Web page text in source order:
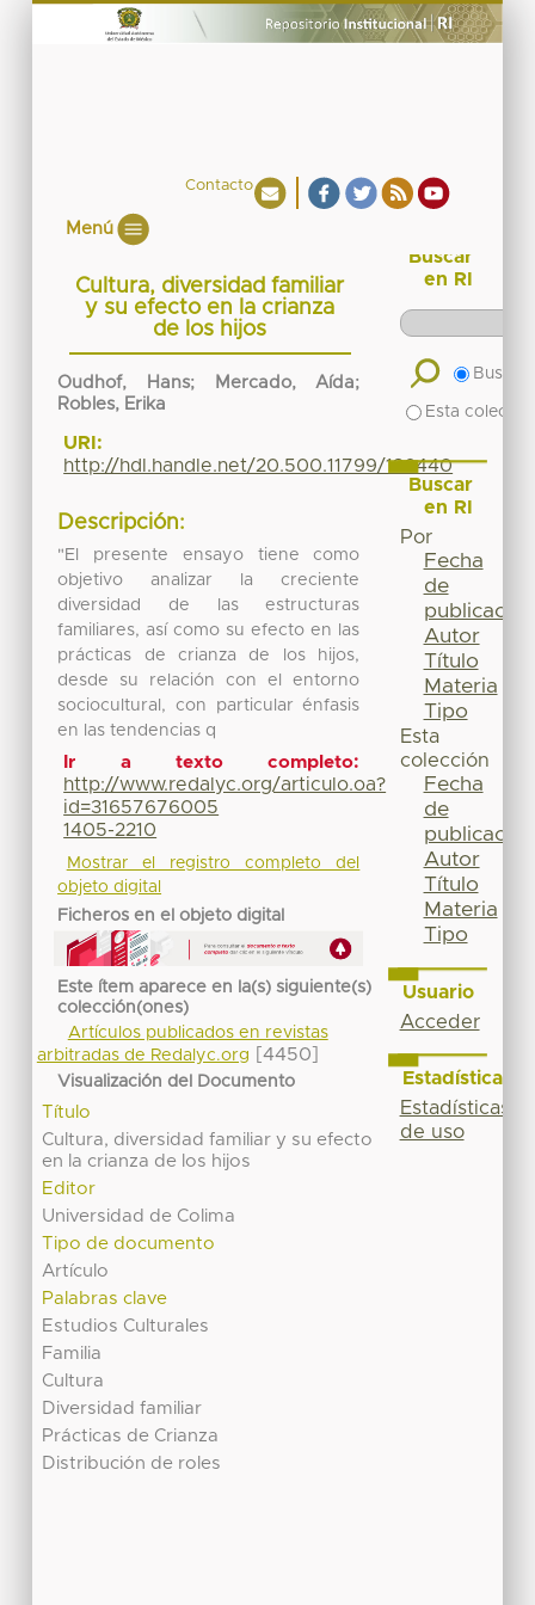
Contacto
Menú
Cultura, diversidad familiar
y su efecto en la crianza
de los hijos
Oudhof, Hans; Mercado, Aída;
Robles, Erika
URI:
http://hdl.handle.net/20.500.11799/136440
Descripción:
"El presente ensayo tiene como
objetivo analizar la creciente
diversidad de las estructuras
familiares, así como su efecto en las
prácticas de crianza de los hijos,
desde su relación con el entorno
sociocultural, con particular énfasis
en las tendencias q
Ir a texto completo:
http://www.redalyc.org/articulo.oa?
id=31657676005
1405-2210
Mostrar el registro completo del
objeto digital
Ficheros en el objeto digital
Este ítem aparece en la(s) siguiente(s)
colección(ones)
Artículos publicados en revistas
arbitradas de Redalyc.org
[4450]
Visualización del Documento
Título
Cultura, diversidad familiar y su efecto
en la crianza de los hijos
Editor
Universidad de Colima
Tipo de documento
Artículo
Palabras clave
Estudios Culturales
Familia
Cultura
Diversidad familiar
Prácticas de Crianza
Distribución de roles
Buscar
en RI
Buscar
Esta
Buscar
en RI
Por
Fecha
de
publicación
Autor
Título
Materia
Tipo
Esta
colección
Fecha
de
publicación
Autor
Título
Materia
Tipo
Usuario
Acceder
Estadísticas
Estadísticas
de uso